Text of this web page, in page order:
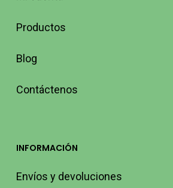
Productos
Blog
Contáctenos
INFORMACIÓN
Envíos y devoluciones